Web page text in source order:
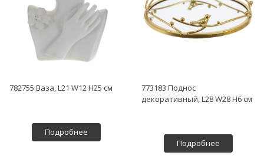
782755 Ваза, L21 W12 H25 см
Подробнее
773183 Поднос
декоративный, L28 W28 H6 см
Подробнее